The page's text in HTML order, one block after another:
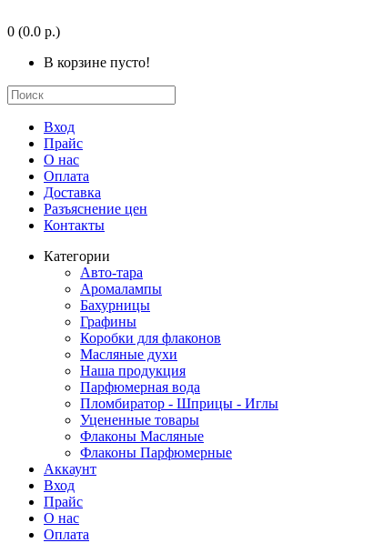
0 (0.0 р.)
В корзине пусто!
Вход
Прайс
О нас
Оплата
Доставка
Разъяснение цен
Контакты
Категории
Авто-тара
Аромалампы
Бахурницы
Графины
Коробки для флаконов
Масляные духи
Наша продукция
Парфюмерная вода
Пломбиратор - Шприцы - Иглы
Уцененные товары
Флаконы Масляные
Флаконы Парфюмерные
Аккаунт
Вход
Прайс
О нас
Оплата